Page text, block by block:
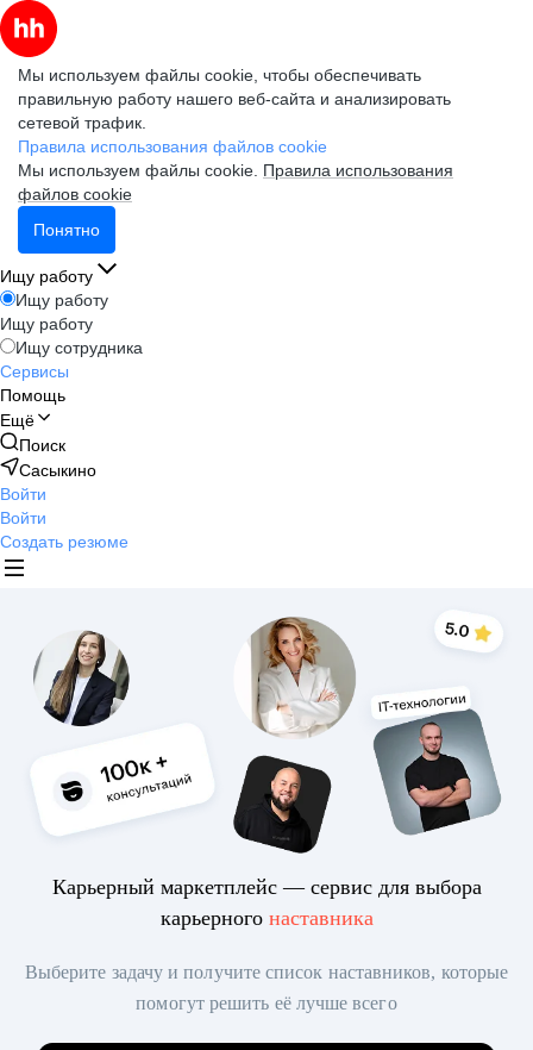
Мы используем файлы cookie, чтобы обеспечивать
правильную работу нашего веб-сайта и анализировать
сетевой трафик.
Правила использования файлов cookie
Мы используем файлы cookie. Правила использования
файлов cookie
Понятно
Ищу работу
Ищу работу
Ищу работу
Ищу сотрудника
Сервисы
Помощь
Ещё
Поиск
Сасыкино
Войти
Войти
Создать резюме
Карьерный маркетплейс — сервис для выбора
карьерного наставника
Выберите задачу и получите список наставников, которые
помогут решить её лучше всего